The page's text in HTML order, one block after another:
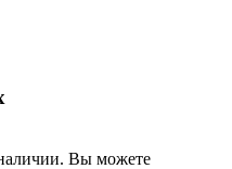
Вы можете